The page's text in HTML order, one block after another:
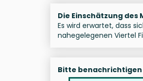
Die Einschätzung
Es wird erwartet, dass
nahegelegenen Viertel
Bitte benachrichtigen